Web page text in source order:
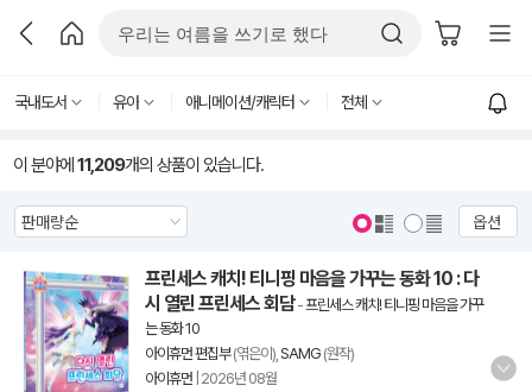
국내도서 유아 애니메이션/캐릭터 전체
이 분야에 11,209개의 상품이 있습니다.
옵션
프린세스 캐치! 티니핑 마음을 가꾸는 동화 10 : 다
시 열린 프린세스 회담-프린세스 캐치! 티니핑 마음을 가꾸
는 동화 10
아이휴먼 편집부(엮은이), SAMG (원작)
아이휴먼 2026년 08월